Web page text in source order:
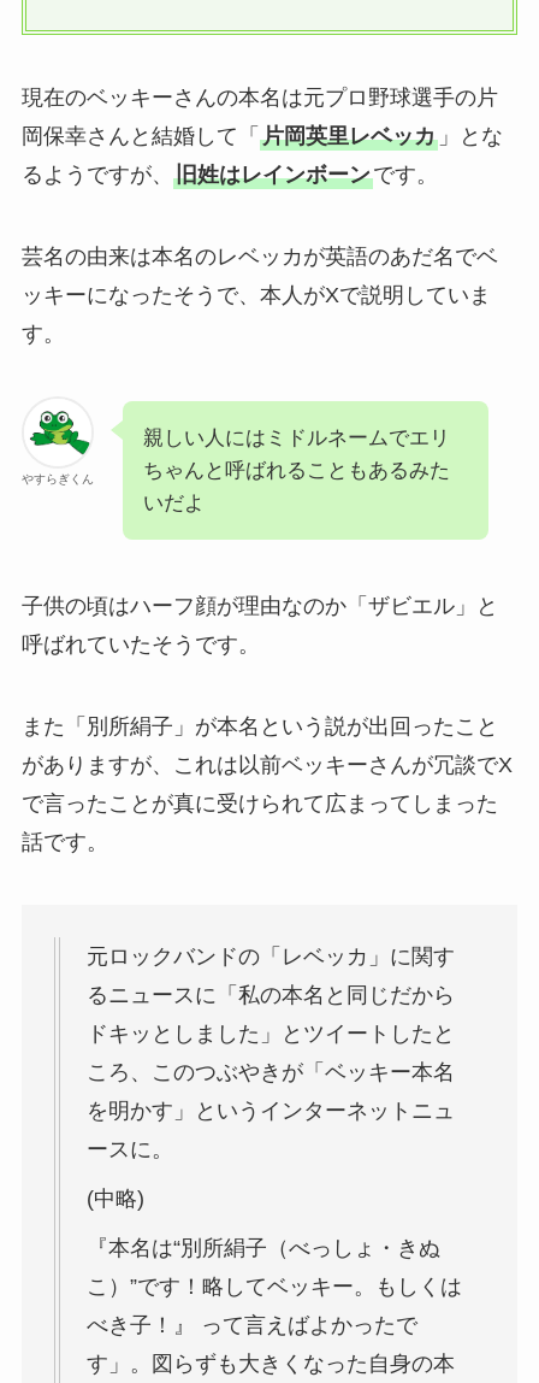
現在のベッキーさんの本名は元プロ野球選手の片
岡保幸さんと結婚して「 片岡英里レベッカ」とな
るようですが、 旧姓はレインボーンです。
芸名の由来は本名のレベッカが英語のあだ名でベ
ッキーになったそうで、本人がXで説明していま
す。
やすらぎくん
親しい人にはミドルネームでエリ
ちゃんと呼ばれることもあるみた
いだよ
子供の頃はハーフ顔が理由なのか「ザビエル」と
呼ばれていたそうです。
また「別所絹子」が本名という説が出回ったこと
がありますが、これは以前ベッキーさんが冗談でX
で言ったことが真に受けられて広まってしまった
話です。
元ロックバンドの「レベッカ」に関す
るニュースに「私の本名と同じだから
ドキッとしました」とツイートしたと
ころ、このつぶやきが「ベッキー本名
を明かす」というインターネットニュ
ースに。
(中略)
『本名は“別所絹子（べっしょ・きぬ
こ）”です！略してベッキー。もしくは
べき子！』 って言えばよかったで
す」。図らずも大きくなった自身の本